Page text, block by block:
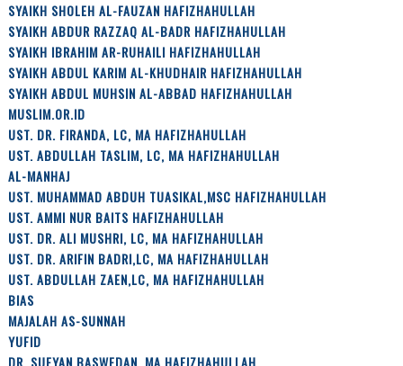
SYAIKH SHOLEH AL-FAUZAN HAFIZHAHULLAH
SYAIKH ABDUR RAZZAQ AL-BADR HAFIZHAHULLAH
SYAIKH IBRAHIM AR-RUHAILI HAFIZHAHULLAH
SYAIKH ABDUL KARIM AL-KHUDHAIR HAFIZHAHULLAH
SYAIKH ABDUL MUHSIN AL-ABBAD HAFIZHAHULLAH
MUSLIM.OR.ID
UST. DR. FIRANDA, LC, MA HAFIZHAHULLAH
UST. ABDULLAH TASLIM, LC, MA HAFIZHAHULLAH
AL-MANHAJ
UST. MUHAMMAD ABDUH TUASIKAL,MSC HAFIZHAHULLAH
UST. AMMI NUR BAITS HAFIZHAHULLAH
UST. DR. ALI MUSHRI, LC, MA HAFIZHAHULLAH
UST. DR. ARIFIN BADRI,LC, MA HAFIZHAHULLAH
UST. ABDULLAH ZAEN,LC, MA HAFIZHAHULLAH
BIAS
MAJALAH AS-SUNNAH
YUFID
DR. SUFYAN BASWEDAN, MA HAFIZHAHULLAH